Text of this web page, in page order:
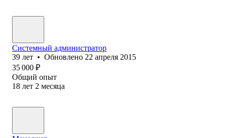
Системный администратор
39 лет • Обновлено 22 апреля 2015
35 000 ₽
Общий опыт
18 лет 2 месяца